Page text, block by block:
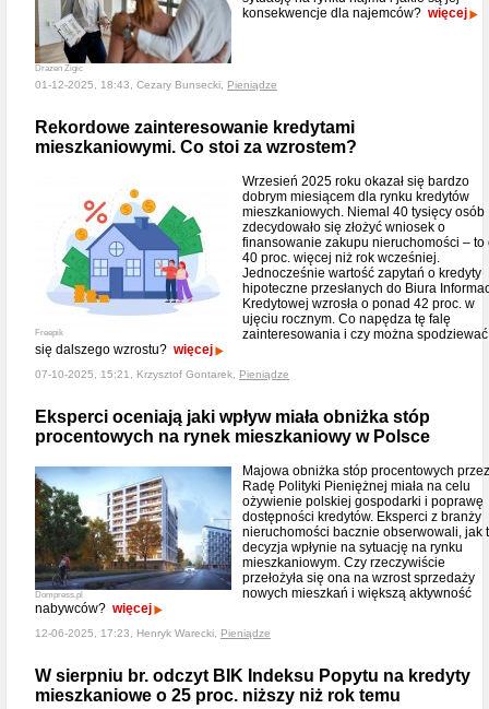
Drazen Zigic
konsekwencje dla najemców? więcej
01-12-2025, 18:43, Cezary Bunsecki, Pieniądze
Rekordowe zainteresowanie kredytami
mieszkaniowymi. Co stoi za wzrostem?
Freepik
Wrzesień 2025 roku okazał się bardzo
dobrym miesiącem dla rynku kredytów
mieszkaniowych. Niemal 40 tysięcy osób
zdecydowało się złożyć wniosek o
finansowanie zakupu nieruchomości – to
40 proc. więcej niż rok wcześniej.
Jednocześnie wartość zapytań o kredyty
hipoteczne przesłanych do Biura
Kredytowej wzrosła o ponad 42 proc. w
ujęciu rocznym. Co napędza tę falę
zainteresowania i czy można spodziewać
się dalszego wzrostu? więcej
07-10-2025, 15:21, Krzysztof Gontarek, Pieniądze
Eksperci oceniają jaki wpływ miała obniżka stóp
procentowych na rynek mieszkaniowy w Polsce
Dompress.pl
Majowa obniżka stóp procentowych przez
Radę Polityki Pieniężnej miała na celu
ożywienie polskiej gospodarki i poprawę
dostępności kredytów. Eksperci z branży
nieruchomości bacznie obserwowali, jak
decyzja wpłynie na sytuację na rynku
mieszkaniowym. Czy rzeczywiście
przełożyła się ona na wzrost sprzedaży
nowych mieszkań i większą aktywność
nabywców? więcej
12-06-2025, 17:23, Henryk Warecki, Pieniądze
W sierpniu br. odczyt BIK Indeksu Popytu na kredyty
mieszkaniowe o 25 proc. niższy niż rok temu